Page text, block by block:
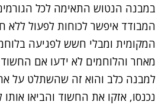
במבנה הנטוש התאימה לכל
המבודד איפשר לכוחות לפעול ללא
המקומית ומבלי חשש לפגיעה
מאחר והלוחמים לא ידעו אם
למבנה כלב והוא זה שהשתלט על
נכנסו, אזקו את החשוד והביאו